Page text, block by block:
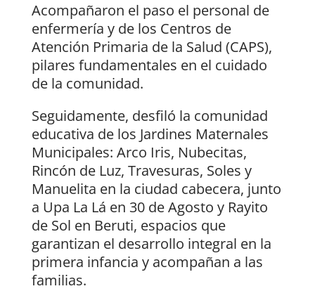
Acompañaron el paso el personal de
enfermería y de los Centros de
Atención Primaria de la Salud (CAPS),
pilares fundamentales en el cuidado
de la comunidad.
Seguidamente, desfiló la comunidad
educativa de los Jardines Maternales
Municipales: Arco Iris, Nubecitas,
Rincón de Luz, Travesuras, Soles y
Manuelita en la ciudad cabecera, junto
a Upa La Lá en 30 de Agosto y Rayito
de Sol en Beruti, espacios que
garantizan el desarrollo integral en la
primera infancia y acompañan a las
familias.